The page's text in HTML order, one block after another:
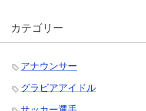
カテゴリー
アナウンサー
グラビアアイドル